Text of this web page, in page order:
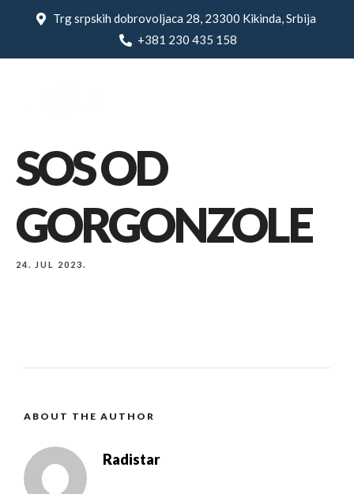
Trg srpskih dobrovoljaca 28, 23300 Kikinda, Srbija
+381 230 435 158
SOS OD
GORGONZOLE
24. JUL 2023.
ABOUT THE AUTHOR
Radistar